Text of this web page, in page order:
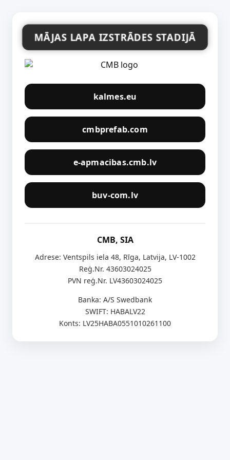
MĀJAS LAPA IZSTRĀDES STADIJĀ
kalmes.eu
cmbprefab.com
e-apmacibas.cmb.lv
buv-com.lv
CMB, SIA
Adrese: Ventspils iela 48, Rīga, Latvija, LV-1002
Reģ.Nr. 43603024025
PVN reģ.Nr. LV43603024025
Banka: A/S Swedbank
SWIFT: HABALV22
Konts: LV25HABA0551010261100